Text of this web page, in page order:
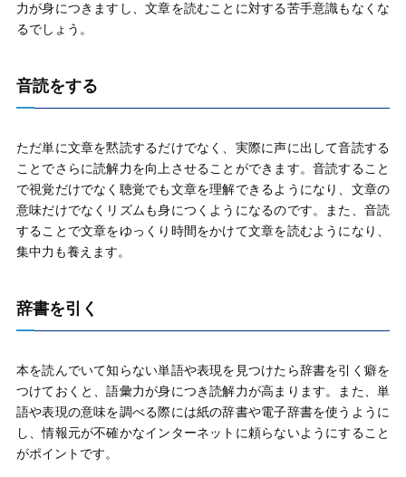
力が身につきますし、文章を読むことに対する苦手意識もなくな
るでしょう。
音読をする
ただ単に文章を黙読するだけでなく、実際に声に出して音読する
ことでさらに読解力を向上させることができます。音読すること
で視覚だけでなく聴覚でも文章を理解できるようになり、文章の
意味だけでなくリズムも身につくようになるのです。また、音読
することで文章をゆっくり時間をかけて文章を読むようになり、
集中力も養えます。
辞書を引く
本を読んでいて知らない単語や表現を見つけたら辞書を引く癖を
つけておくと、語彙力が身につき読解力が高まります。また、単
語や表現の意味を調べる際には紙の辞書や電子辞書を使うように
し、情報元が不確かなインターネットに頼らないようにすること
がポイントです。